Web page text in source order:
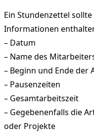
Ein Stundenzettel
Informationen
– Datum
– Name des
– Beginn und Ende der
– Pausenzeiten
– Gesamtarbeitszeit
– Gegebenenfalls die
oder Projekte